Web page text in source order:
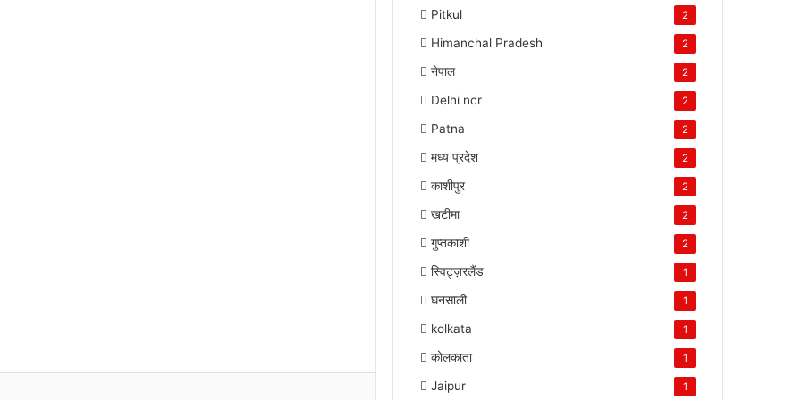
Pitkul 2
Himanchal Pradesh 2
नेपाल 2
Delhi ncr 2
Patna 2
मध्य प्रदेश 2
काशीपुर 2
खटीमा 2
गुप्तकाशी 2
स्विट्ज़रलैंड 1
घनसाली 1
kolkata 1
कोलकाता 1
Jaipur 1